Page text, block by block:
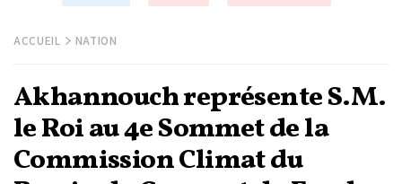
ACCUEIL NATION
Akhannouch représente S.M.
le Roi au 4e Sommet de la
Commission Climat du